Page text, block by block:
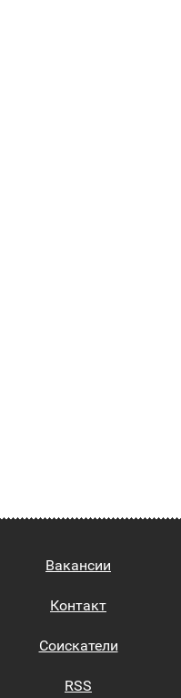
Вакансии
Контакт
Соискатели
RSS